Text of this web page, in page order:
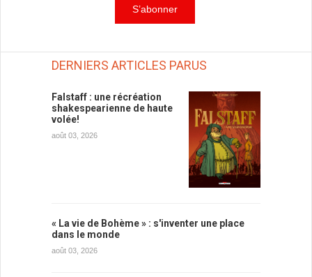
DERNIERS ARTICLES PARUS
Falstaff : une récréation
shakespearienne de haute
volée!
août 03, 2026
« La vie de Bohème » : s'inventer une place
dans le monde
août 03, 2026